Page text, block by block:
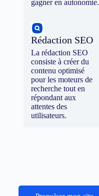
gagner en autonomie.
Rédaction SEO
La rédaction SEO
consiste à créer du
contenu optimisé
pour les moteurs de
recherche tout en
répondant aux
attentes des
utilisateurs.